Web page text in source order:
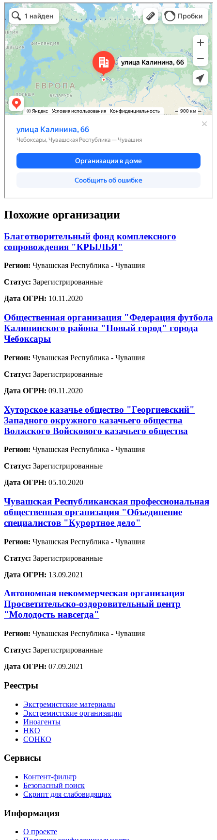
Похожие организации
Благотворительный фонд комплексного
сопровождения "КРЫЛЬЯ"
Регион: Чувашская Республика - Чувашия
Статус: Зарегистрированные
Дата ОГРН: 10.11.2020
Общественная организация "Федерация футбола
Калининского района "Новый город" города
Чебоксары
Регион: Чувашская Республика - Чувашия
Статус: Зарегистрированные
Дата ОГРН: 09.11.2020
Хуторское казачье общество "Георгиевский"
Западного окружного казачьего общества
Волжского Войскового казачьего общества
Регион: Чувашская Республика - Чувашия
Статус: Зарегистрированные
Дата ОГРН: 05.10.2020
Чувашская Республиканская профессиональная
общественная организация "Объединение
специалистов "Курортное дело"
Регион: Чувашская Республика - Чувашия
Статус: Зарегистрированные
Дата ОГРН: 13.09.2021
Автономная некоммерческая организация
Просветительско-оздоровительный центр
"Молодость навсегда"
Регион: Чувашская Республика - Чувашия
Статус: Зарегистрированные
Дата ОГРН: 07.09.2021
Реестры
Экстремистские материалы
Экстремистские организации
Иноагенты
НКО
СОНКО
Сервисы
Контент-фильтр
Безопасный поиск
Скрипт для слабовидящих
Информация
О проекте